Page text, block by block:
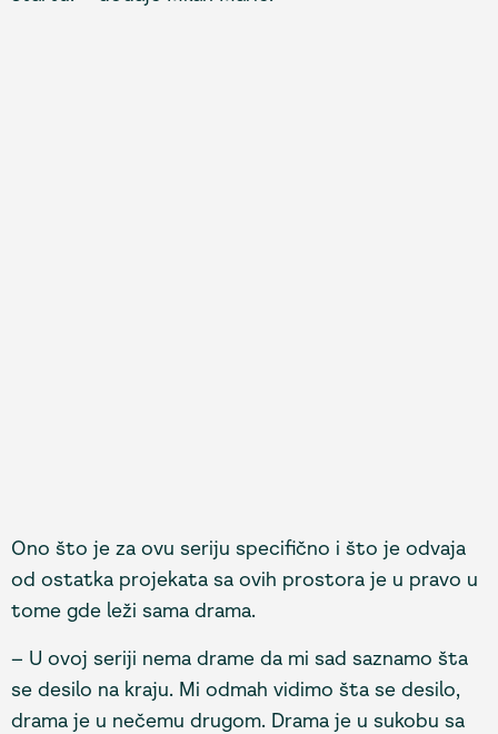
Ono što je za ovu seriju specifično i što je odvaja
od ostatka projekata sa ovih prostora je u pravo u
tome gde leži sama drama.
– U ovoj seriji nema drame da mi sad saznamo šta
se desilo na kraju. Mi odmah vidimo šta se desilo,
drama je u nečemu drugom. Drama je u sukobu sa